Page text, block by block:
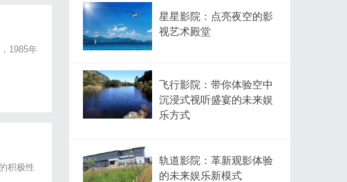
1985年
积极性
星星影院：点亮夜空的影
视艺术殿堂
飞行影院：带你体验空中
沉浸式视听盛宴的未来娱
乐方式
轨道影院：革新观影体验
的未来娱乐新模式